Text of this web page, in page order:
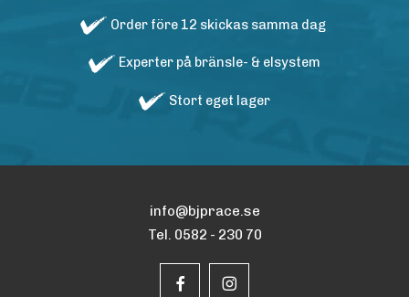
Order före 12 skickas samma dag
Experter på bränsle- & elsystem
Stort eget lager
info@bjprace.se
Tel. 0582 - 230 70